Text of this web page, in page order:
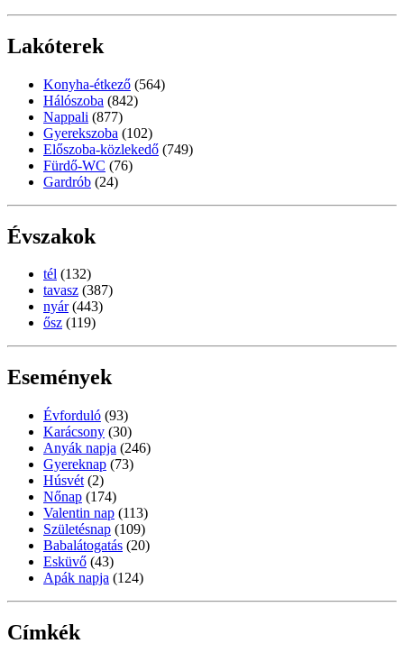
Lakóterek
Konyha-étkező (564)
Hálószoba (842)
Nappali (877)
Gyerekszoba (102)
Előszoba-közlekedő (749)
Fürdő-WC (76)
Gardrób (24)
Évszakok
tél (132)
tavasz (387)
nyár (443)
ősz (119)
Események
Évforduló (93)
Karácsony (30)
Anyák napja (246)
Gyereknap (73)
Húsvét (2)
Nőnap (174)
Valentin nap (113)
Születésnap (109)
Babalátogatás (20)
Esküvő (43)
Apák napja (124)
Címkék